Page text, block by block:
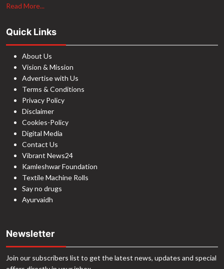
Read More...
Quick Links
About Us
Vision & Mission
Advertise with Us
Terms & Conditions
Privacy Policy
Disclaimer
Cookies-Policy
Digital Media
Contact Us
Vibrant News24
Kamleshwar Foundation
Textile Machine Rolls
Say no drugs
Ayurvaidh
Newsletter
Join our subscribers list to get the latest news, updates and special